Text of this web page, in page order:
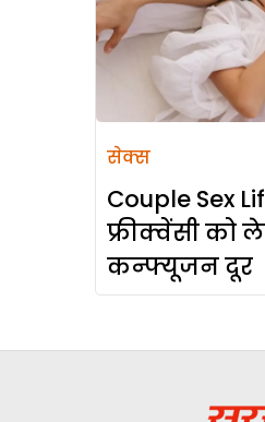
सेक्स
Couple Sex
फ्रीक्वेंसी को
कन्फ्यूजन दूर